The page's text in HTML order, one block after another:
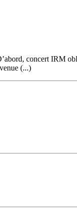
concert IRM
(...)